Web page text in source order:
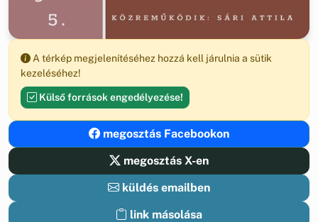
A térkép megjelenítéséhez hozzá kell járulnia a sütik
kezeléséhez!
Külső források engedélyezése!
megosztás Facebookon
megosztás X-en
küldés emailben
link másolása